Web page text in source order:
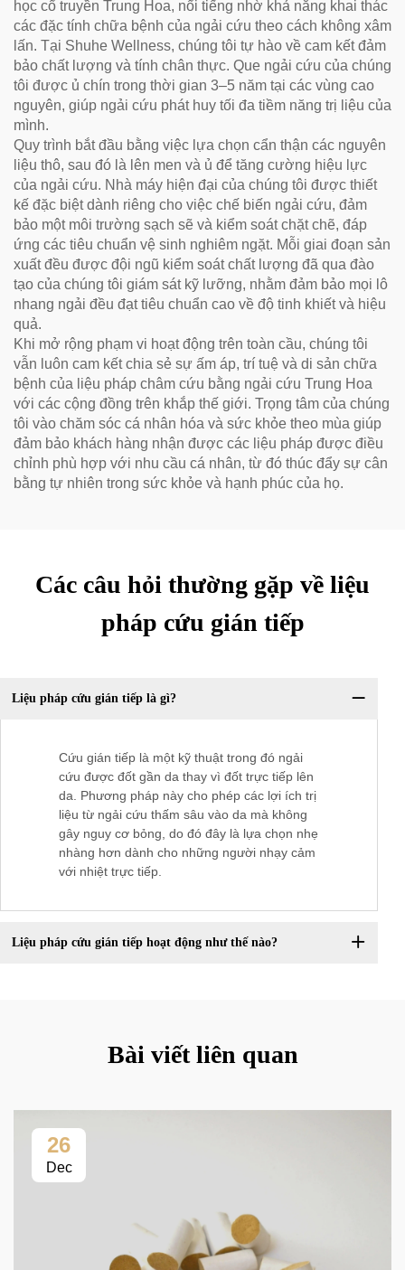
học cổ truyền Trung Hoa, nổi tiếng nhờ khả năng khai thác
các đặc tính chữa bệnh của ngải cứu theo cách không xâm
lấn. Tại Shuhe Wellness, chúng tôi tự hào về cam kết đảm
bảo chất lượng và tính chân thực. Que ngải cứu của chúng
tôi được ủ chín trong thời gian 3–5 năm tại các vùng cao
nguyên, giúp ngải cứu phát huy tối đa tiềm năng trị liệu của
mình.
Quy trình bắt đầu bằng việc lựa chọn cẩn thận các nguyên
liệu thô, sau đó là lên men và ủ để tăng cường hiệu lực
của ngải cứu. Nhà máy hiện đại của chúng tôi được thiết
kế đặc biệt dành riêng cho việc chế biến ngải cứu, đảm
bảo một môi trường sạch sẽ và kiểm soát chặt chẽ, đáp
ứng các tiêu chuẩn vệ sinh nghiêm ngặt. Mỗi giai đoạn sản
xuất đều được đội ngũ kiểm soát chất lượng đã qua đào
tạo của chúng tôi giám sát kỹ lưỡng, nhằm đảm bảo mọi lô
nhang ngải đều đạt tiêu chuẩn cao về độ tinh khiết và hiệu
quả.
Khi mở rộng phạm vi hoạt động trên toàn cầu, chúng tôi
vẫn luôn cam kết chia sẻ sự ấm áp, trí tuệ và di sản chữa
bệnh của liệu pháp châm cứu bằng ngải cứu Trung Hoa
với các cộng đồng trên khắp thế giới. Trọng tâm của chúng
tôi vào chăm sóc cá nhân hóa và sức khỏe theo mùa giúp
đảm bảo khách hàng nhận được các liệu pháp được điều
chỉnh phù hợp với nhu cầu cá nhân, từ đó thúc đẩy sự cân
bằng tự nhiên trong sức khỏe và hạnh phúc của họ.
Các câu hỏi thường gặp về liệu
pháp cứu gián tiếp
Liệu pháp cứu gián tiếp là gì?
Cứu gián tiếp là một kỹ thuật trong đó ngải
cứu được đốt gần da thay vì đốt trực tiếp lên
da. Phương pháp này cho phép các lợi ích trị
liệu từ ngải cứu thấm sâu vào da mà không
gây nguy cơ bỏng, do đó đây là lựa chọn nhẹ
nhàng hơn dành cho những người nhạy cảm
với nhiệt trực tiếp.
Liệu pháp cứu gián tiếp hoạt động như thế nào?
Bài viết liên quan
26
Dec